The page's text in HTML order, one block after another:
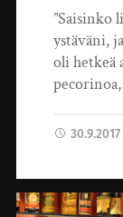
”Saisinko
ystäväni,
oli hetkeä
30.9.2017